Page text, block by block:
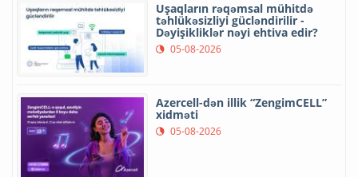
Uşaqların rəqəmsal mühitdə
təhlükəsizliyi gücləndirilir -
Dəyişikliklər nəyi ehtiva edir?
05-08-2026
Azercell-dən illik “ZengimCELL”
xidməti
05-08-2026